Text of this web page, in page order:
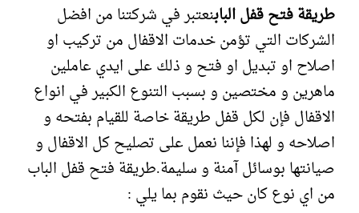
طريقة فتح قفل البابنعتبر في شركتنا من افضل
الشركات التي تؤمن خدمات الاقفال من تركيب او
اصلاح او تبديل او فتح و ذلك على ايدي عاملين
ماهرين و مختصين و بسبب التنوع الكبير في انواع
الاقفال فإن لكل قفل طريقة خاصة للقيام بفتحه و
اصلاحه و لهذا فإننا نعمل على تصليح كل الاقفال و
صيانتها بوسائل آمنة و سليمة.طريقة فتح قفل الباب
من اي نوع كان حيث نقوم بما يلي :